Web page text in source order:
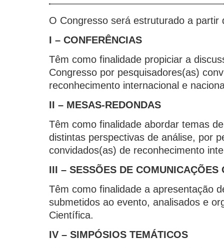
O Congresso será estruturado a partir
I – CONFERÊNCIAS
Têm como finalidade propiciar a
Congresso por pesquisadores(as)
reconhecimento internacional e
II – MESAS-REDONDAS
Têm como finalidade abordar temas
distintas perspectivas de análise, por
convidados(as) de reconhecimento
III – SESSÕES DE COMUNICAÇÕES
Têm como finalidade a apresentação
submetidos ao evento, analisados e
Científica.
IV – SIMPÓSIOS TEMÁTICOS